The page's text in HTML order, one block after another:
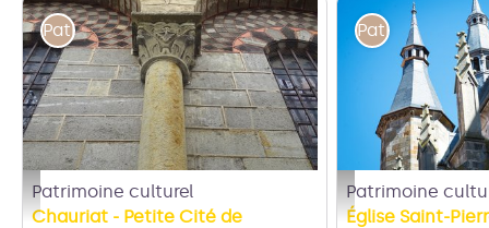
Eglise Saint-Julien Chauriat - Chauriat@MDT Livradois-Forez
Patrimoine culturel
Patrimoine culturel
Chauriat - Petite Cité de
Eglise St Pierre -
Patrimoine
Patrimoine
Église Saint-